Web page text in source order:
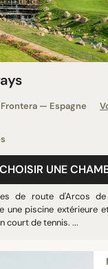
— Espagne
CHOISIR UNE
de route d'Arcos de
une piscine extérieure
court de tennis. ...